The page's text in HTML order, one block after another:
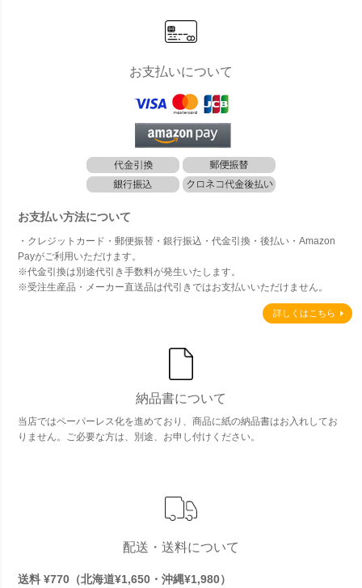
お支払いについて
お支払い方法について
・クレジットカード・郵便振替・銀行振込・代金引換・後払い・Amazon
Payがご利用いただけます。
※代金引換は別途代引き手数料が発生いたします。
※受注生産品・メーカー直送品は代引きではお支払いいただけません。
詳しくはこちら
納品書について
当店ではペーパーレス化を進めており、商品に紙の納品書はお入れしてお
りません。ご必要な方は、別途、お申し付けください。
配送・送料について
送料 ¥770（北海道¥1,650・沖縄¥1,980）